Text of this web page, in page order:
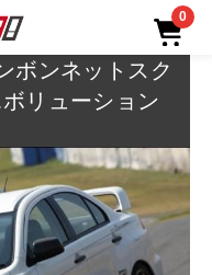
0
ボンネットスク
リューション